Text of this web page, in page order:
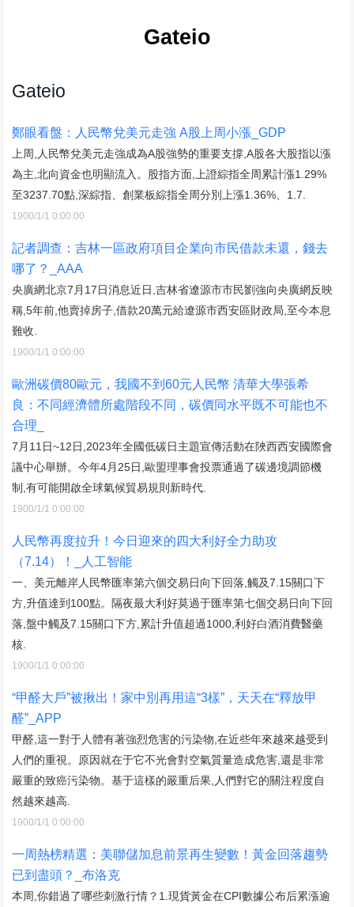
Gateio
Gateio
鄭眼看盤：人民幣兌美元走強 A股上周小漲_GDP
上周,人民幣兌美元走強成為A股強勢的重要支撐,A股各大股指以漲
為主,北向資金也明顯流入。股指方面,上證綜指全周累計漲1.29%
至3237.70點,深綜指、創業板綜指全周分別上漲1.36%、1.7.
1900/1/1 0:00:00
記者調查：吉林一區政府項目企業向市民借款未還，錢去
哪了？_AAA
央廣網北京7月17日消息近日,吉林省遼源市市民劉強向央廣網反映
稱,5年前,他賣掉房子,借款20萬元給遼源市西安區財政局,至今本息
難收.
1900/1/1 0:00:00
歐洲碳價80歐元，我國不到60元人民幣 清華大學張希
良：不同經濟體所處階段不同，碳價同水平既不可能也不
合理_
7月11日~12日,2023年全國低碳日主題宣傳活動在陜西西安國際會
議中心舉辦。今年4月25日,歐盟理事會投票通過了碳邊境調節機
制,有可能開啟全球氣候貿易規則新時代.
1900/1/1 0:00:00
人民幣再度拉升！今日迎來的四大利好全力助攻
（7.14）！_人工智能
一、美元離岸人民幣匯率第六個交易日向下回落,觸及7.15關口下
方,升值達到100點。隔夜最大利好莫過于匯率第七個交易日向下回
落,盤中觸及7.15關口下方,累計升值超過1000,利好白酒消費醫藥
核.
1900/1/1 0:00:00
“甲醛大戶”被揪出！家中別再用這“3樣”，天天在“釋放甲
醛”_APP
甲醛,這一對于人體有著強烈危害的污染物,在近些年來越來越受到
人們的重視。原因就在于它不光會對空氣質量造成危害,還是非常
嚴重的致癌污染物。基于這樣的嚴重后果,人們對它的關注程度自
然越來越高.
1900/1/1 0:00:00
一周熱榜精選：美聯儲加息前景再生變數！黃金回落趨勢
已到盡頭？_布洛克
本周,你錯過了哪些刺激行情？1.現貨黃金在CPI數據公布后累漲逾